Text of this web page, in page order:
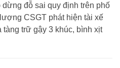
dừng đỗ sai quy định trên phố
CSGT phát hiện tài xế
trữ gậy 3 khúc, bình xịt